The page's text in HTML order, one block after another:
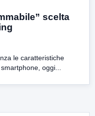
scelta
le caratteristiche
oggi...